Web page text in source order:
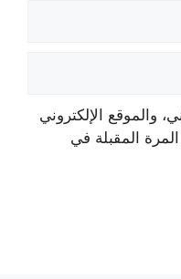
والموقع الإلكتروني
المقبلة في